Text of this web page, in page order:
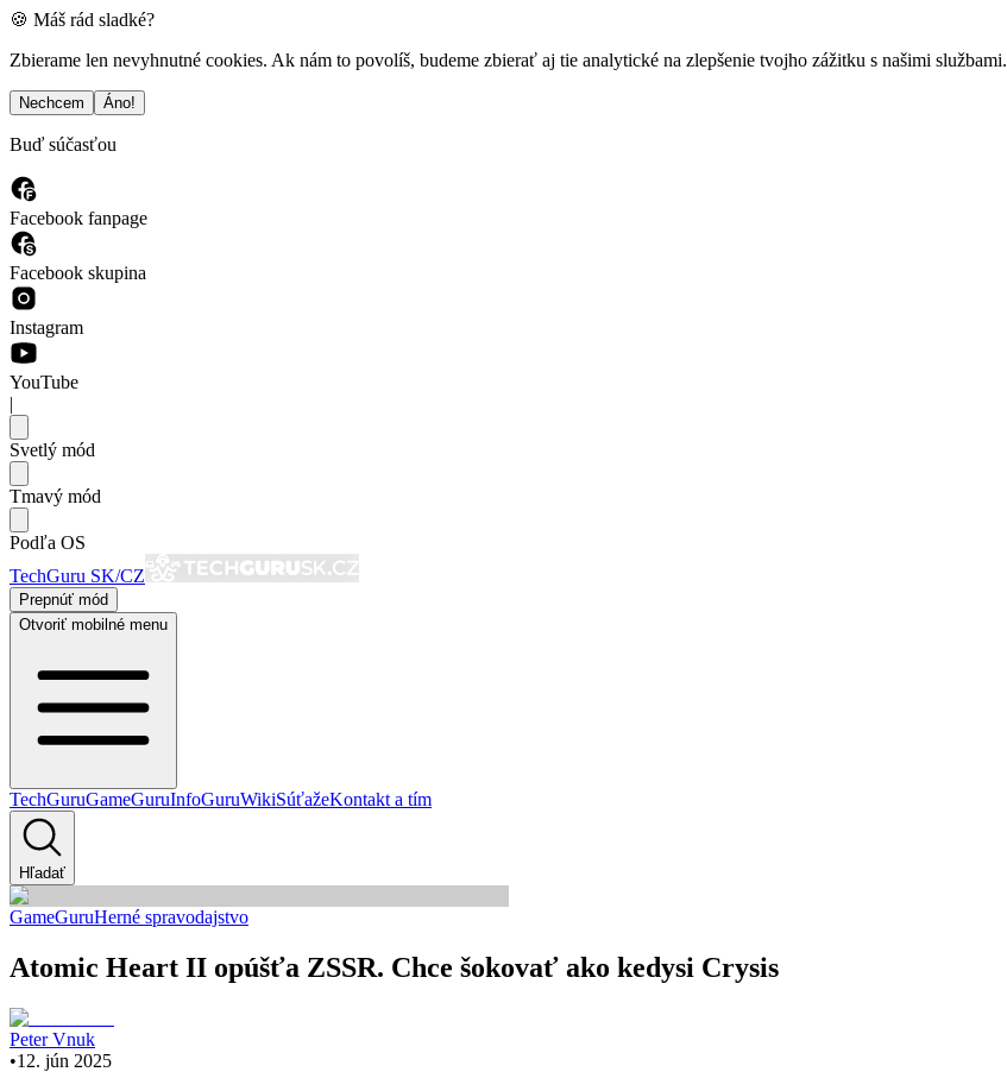
🍪 Máš rád sladké?
Zbierame len nevyhnutné cookies. Ak nám to povolíš, budeme zbierať aj tie analytické na zlepšenie tvojho zážitku s našimi službami.
Nechcem Áno!
Buď súčasťou
Facebook fanpage
Facebook skupina
Instagram
YouTube
|
Svetlý mód
Tmavý mód
Podľa OS
TechGuru SK/CZ
Prepnúť mód
Otvoriť mobilné menu
TechGuruGameGuruInfoGuruWikiSúťažeKontakt a tím
Hľadať
GameGuruHerné spravodajstvo
Atomic Heart II opúšťa ZSSR. Chce šokovať ako kedysi Crysis
Peter Vnuk
•12. jún 2025